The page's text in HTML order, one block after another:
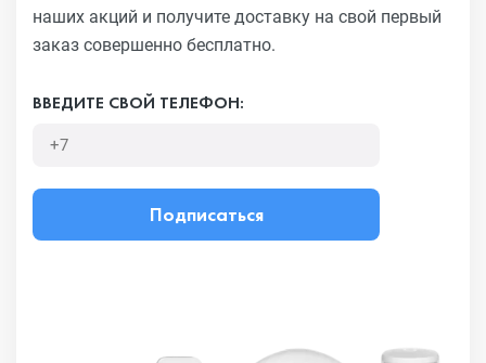
наших акций и получите доставку на свой первый
заказ совершенно бесплатно.
ВВЕДИТЕ СВОЙ ТЕЛЕФОН:
Подписаться